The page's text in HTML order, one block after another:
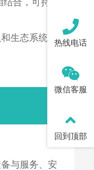
合，可持续
生态系统建
与服务、安
热线电话
微信客服
回到顶部